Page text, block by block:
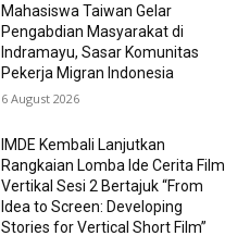
Mahasiswa Taiwan Gelar
Pengabdian Masyarakat di
Indramayu, Sasar Komunitas
Pekerja Migran Indonesia
6 August 2026
IMDE Kembali Lanjutkan
Rangkaian Lomba Ide Cerita Film
Vertikal Sesi 2 Bertajuk “From
Idea to Screen: Developing
Stories for Vertical Short Film”